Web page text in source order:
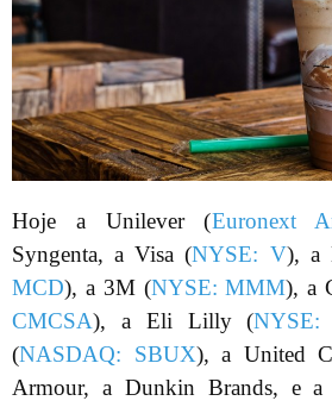
Hoje a Unilever (Euronext
Syngenta, a Visa (NYSE: V), a
MCD), a 3M (NYSE: MMM), a
CMCSA), a Eli Lilly (
(NASDAQ: SBUX), a United
Armour, a Dunkin Brands, e a